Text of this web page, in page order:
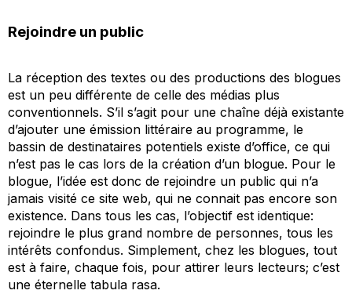
Rejoindre un public
La réception des textes ou des productions des blogues
est un peu différente de celle des médias plus
conventionnels. S’il s’agit pour une chaîne déjà existante
d’ajouter une émission littéraire au programme, le
bassin de destinataires potentiels existe d’office, ce qui
n’est pas le cas lors de la création d’un blogue. Pour le
blogue, l’idée est donc de rejoindre un public qui n’a
jamais visité ce site web, qui ne connait pas encore son
existence. Dans tous les cas, l’objectif est identique:
rejoindre le plus grand nombre de personnes, tous les
intérêts confondus. Simplement, chez les blogues, tout
est à faire, chaque fois, pour attirer leurs lecteurs; c’est
une éternelle tabula rasa.